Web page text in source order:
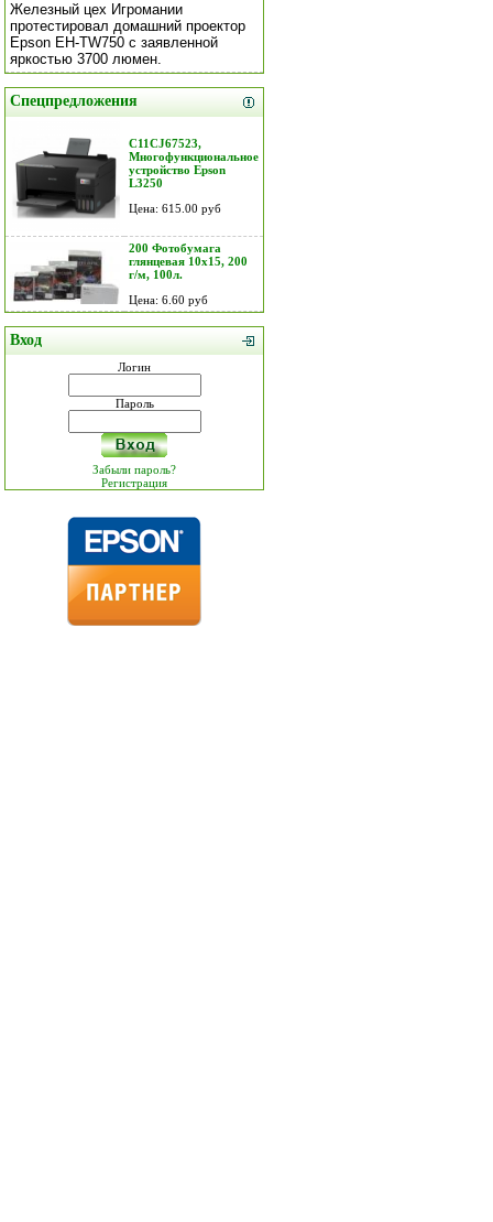
Железный цех Игромании
протестировал домашний проектор
Epson EH-TW750 с заявленной
яркостью 3700 люмен.
Спецпредложения
C11CJ67523,
Многофункциональное
устройство Epson
L3250
Цена: 615.00 руб
200 Фотобумага
глянцевая 10х15, 200
г/м, 100л.
Цена: 6.60 руб
Вход
Логин
Пароль
Забыли пароль?
Регистрация